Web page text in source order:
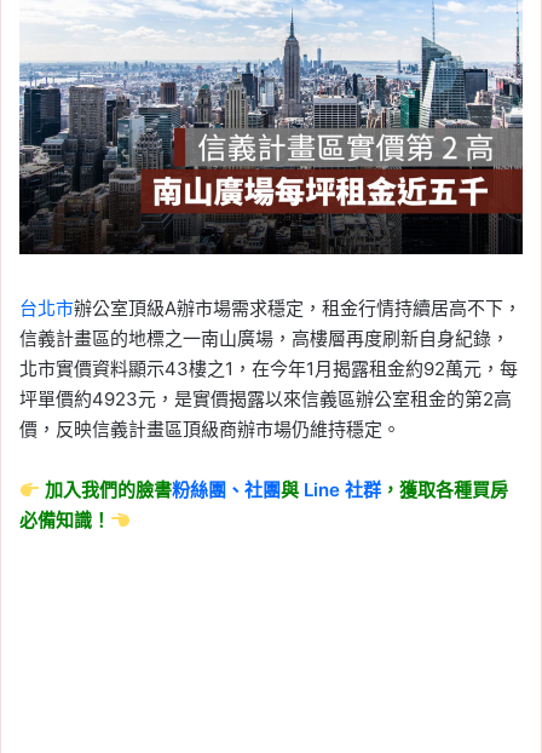
台北市辦公室頂級A辦市場需求穩定，租金行情持續居高不下，
信義計畫區的地標之一南山廣場，高樓層再度刷新自身紀錄，
北市實價資料顯示43樓之1，在今年1月揭露租金約92萬元，每
坪單價約4923元，是實價揭露以來信義區辦公室租金的第2高
價，反映信義計畫區頂級商辦市場仍維持穩定。
加入我們的臉書粉絲團、社團與 Line社群 ，獲取各種買房
必備知識！